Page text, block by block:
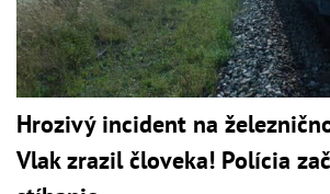
Hrozivý incident na
Vlak zrazil človeka! Polícia